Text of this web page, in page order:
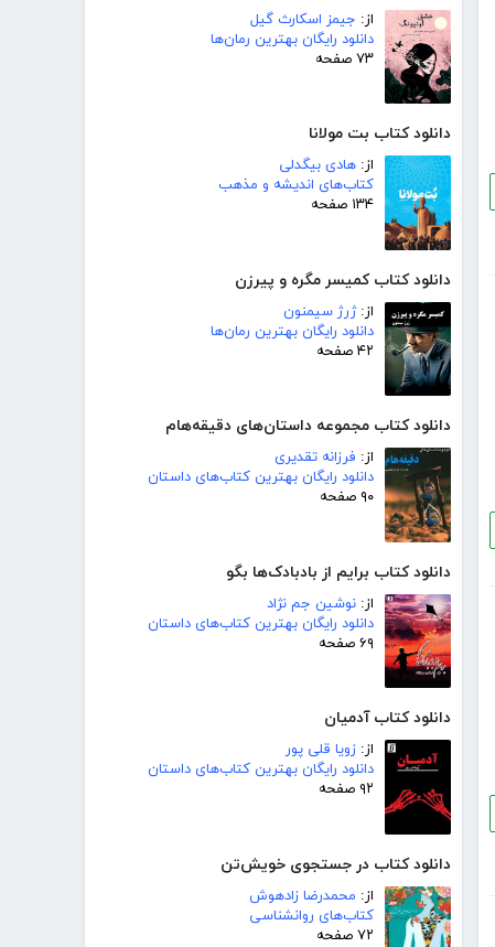
از: جیمز اسکارث گیل
دانلود رایگان بهترین رمان‌ها
۷۳ صفحه
دانلود کتاب بت مولانا
از: هادی بیگدلی
کتاب‌های اندیشه و مذهب
۱۳۴ صفحه
دانلود کتاب کمیسر مگره و پیرزن
از:ژرژ سیمنون
دانلود رایگان بهترین رمان‌ها
۴۲ صفحه
دانلود کتاب مجموعه داستان‌های دقیقه‌هام
از: فرزانه تقدیری
دانلود رایگان بهترین کتاب‌های داستان
۹۰ صفحه
دانلود کتاب برایم از بادبادک‌ها بگو
از: نوشین جم نژاد
دانلود رایگان بهترین کتاب‌های داستان
۶۹ صفحه
دانلود کتاب آدمیان
از: زویا قلی پور
دانلود رایگان بهترین کتاب‌های داستان
۹۲ صفحه
دانلود کتاب در جستجوی خویش‌تن
از: محمدرضا زادهوش
کتاب‌های روانشناسی
۷۲ صفحه